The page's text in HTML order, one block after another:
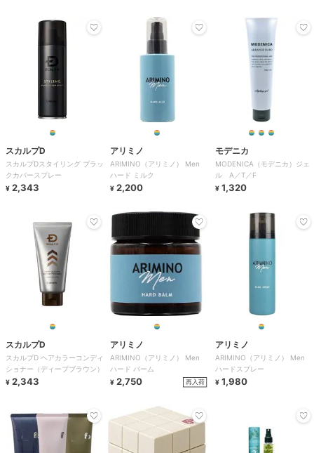
スカルプD
スカルプDスタイリング ブラッ
クカバースプレー
¥ 2,343
アリミノ
ARIMINO（アリミノ） Men
ハード ミルク
¥ 2,200
モデニカ
MODENICA（モデニカ）ジェ
ル A／T／F
¥ 1,320
スカルプD
スカルプD ヘアカラーコンディ
ショナー（ディープブラウン）
¥ 2,343
アリミノ
ARIMINO（アリミノ） Men
ハード バーム
¥ 2,750 再入荷
アリミノ
ARIMINO（アリミノ） Men
ハードスプレー
¥ 1,980